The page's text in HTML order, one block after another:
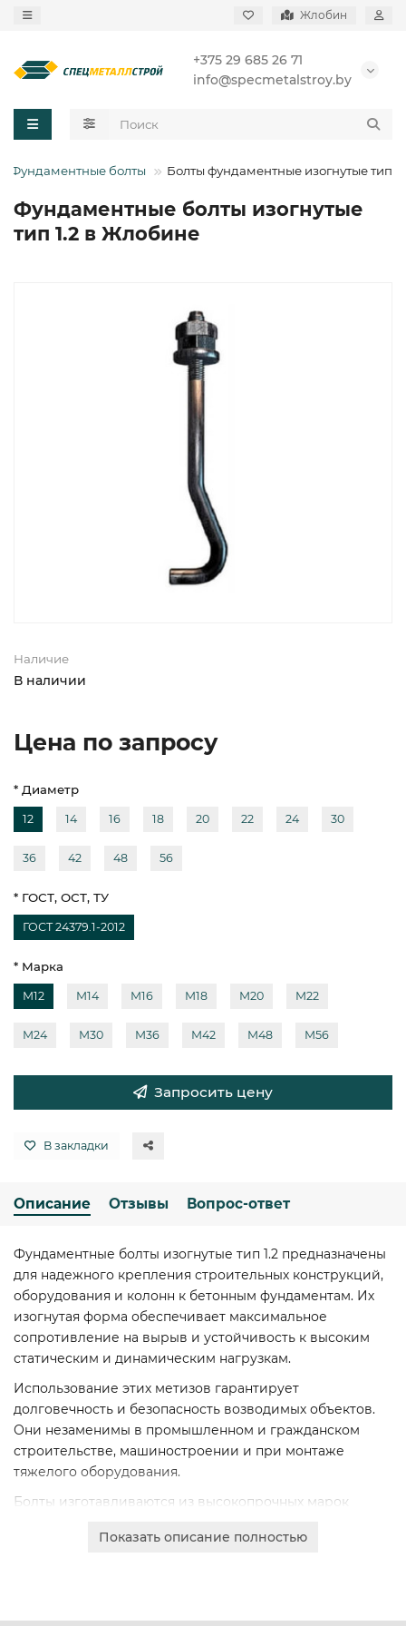
Жлобин
+375 29 685 26 71
info@specmetalstroy.by
Фундаментные болты Болты фундаментные изогнутые тип
Фундаментные болты изогнутые
тип 1.2 в Жлобине
Наличие
В наличии
Цена по запросу
* Диаметр
12 14 16 18 20 22 24 30
36 42 48 56
* ГОСТ, ОСТ, ТУ
ГОСТ 24379.1-2012
* Марка
М12 М14 М16 М18 М20 М22
М24 М30 М36 М42 М48 М56
Запросить цену
В закладки
Описание Отзывы Вопрос-ответ
Фундаментные болты изогнутые тип 1.2 предназначены
для надежного крепления строительных конструкций,
оборудования и колонн к бетонным фундаментам. Их
изогнутая форма обеспечивает максимальное
сопротивление на вырыв и устойчивость к высоким
статическим и динамическим нагрузкам.
Использование этих метизов гарантирует
долговечность и безопасность возводимых объектов.
Они незаменимы в промышленном и гражданском
строительстве, машиностроении и при монтаже
тяжелого оборудования.
Болты изготавливаются из высокопрочных марок
механическим повреждениям. Все изделия
Показать описание полностью